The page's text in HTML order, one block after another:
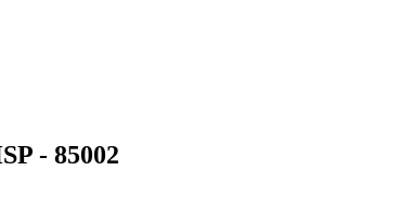
- 85002